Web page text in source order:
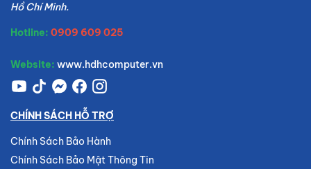
Hồ Chí Minh.
Hotline: 0909 609 025
Website: www.hdhcomputer.vn
CHÍNH SÁCH HỖ TRỢ
Chính Sách Bảo Hành
Chính Sách Bảo Mật Thông Tin